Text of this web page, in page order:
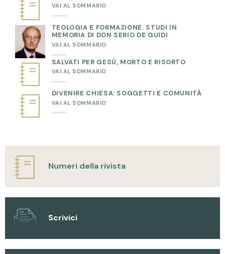
VAI AL SOMMARIO
TEOLOGIA E FORMAZIONE. STUDI IN
MEMORIA DI DON SERIO DE GUIDI
VAI AL SOMMARIO
SALVATI PER GESÙ, MORTO E RISORTO
VAI AL SOMMARIO
DIVENIRE CHIESA: SOGGETTI E COMUNITÀ
VAI AL SOMMARIO
Numeri della rivista
Scrivici